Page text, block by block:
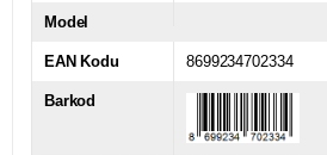
Model
EAN Kodu 8699234702334
Barkod